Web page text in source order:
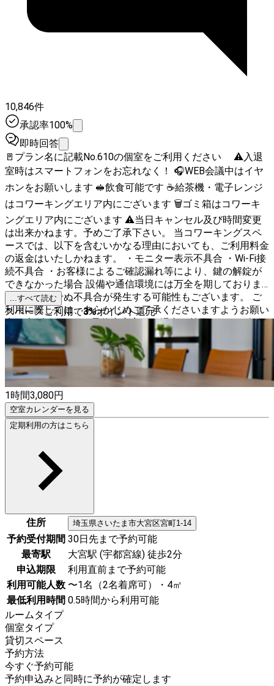
10,846件
承認率100%
即時回答
🚪プラン名に記載No.610の個室をご利用ください ⚠️入退
室時はスマートフォンをお忘れなく！ 🎧WEB会議中はイヤ
ホンをお願いします 🥪飲食可能です ☕給茶機・電子レンジ
はコワーキングエリア内にございます 🗑️ゴミ箱はコワーキ
ングエリア内にございます ⚠️当日キャンセル及び時間変更
は出来かねます。予めご了承下さい。 当コワーキングスペ
ースでは、以下を含むいかなる理由においても、ご利用料金
の返金はいたしかねます。 ・モニター表示不具合 ・Wi-Fi接
続不具合 ・お客様によるご確認漏れ等により、鍵の解錠が
できなかった場合 設備や通信環境には万全を期しておりま
すが、予期せぬ不具合が発生する可能性もございます。 ご
利用に際しては、あらかじめご了承くださいますようお願い
申し上げます。 ※ご予約内容変更の場合は前日までにお知ら
せください。
...すべて読む
スペースご利用で3%ポイント還元
1時間3,080円
空室カレンダーを見る
定期利用の方はこちら
住所 埼玉県さいたま市大宮区宮町1-14
予約受付期間 30日先まで予約可能
最寄駅
大宮駅 (宇都宮線) 徒歩2分
申込期限
利用直前まで予約可能
利用可能人数 〜1名（2名着席可）・4㎡
最低利用時間 0.5時間から利用可能
ルームタイプ
個室タイプ
貸切スペース
予約方法
今すぐ予約可能
予約申込みと同時に予約が確定します